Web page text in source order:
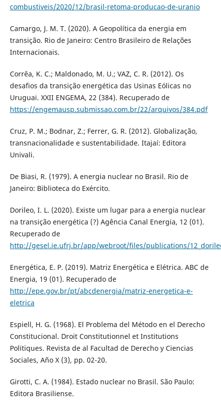
combustiveis/2020/12/brasil-retoma-producao-de-uranio
Camargo, J. M. T. (2020). A Geopolítica da energia em
transição. Rio de Janeiro: Centro Brasileiro de Relações
Internacionais.
Corrêa, K. C.; Maldonado, M. U.; VAZ, C. R. (2012). Os
desafios da transição energética das Usinas Eólicas no
Uruguai. XXII ENGEMA, 22 (384). Recuperado de
https://engemausp.submissao.com.br/22/arquivos/384.pdf
Cruz, P. M.; Bodnar, Z.; Ferrer, G. R. (2012). Globalização,
transnacionalidade e sustentabilidade. Itajaí: Editora
Univali.
De Biasi, R. (1979). A energia nuclear no Brasil. Rio de
Janeiro: Biblioteca do Exército.
Dorileo, I. L. (2020). Existe um lugar para a energia nuclear
na transição energética (?) Agência Canal Energia, 12 (01).
Recuperado de
http://gesel.ie.ufrj.br/app/webroot/files/publications/
Energética, E. P. (2019). Matriz Energética e Elétrica. ABC de
Energia, 19 (01). Recuperado de
http://epe.gov.br/pt/abcdenergia/matriz-energetica-e-
eletrica
Espiell, H. G. (1968). El Problema del Método en el Derecho
Constitucional. Droit Constitutionnel et Institutions
Politiques. Revista de al Facultad de Derecho y Ciencias
Sociales, Año X (3), pp. 02-20.
Girotti, C. A. (1984). Estado nuclear no Brasil. São Paulo:
Editora Brasiliense.